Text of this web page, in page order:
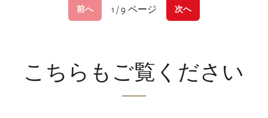
前へ 1 / 9 ページ 次へ
こちらもご覧ください